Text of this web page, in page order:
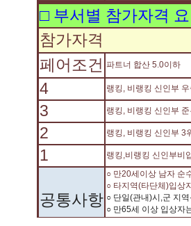
□ 부서별 참가자격
참가자격
페어조건 파트너 합산 5.0이하
4 랭킹, 비랭킹 신인부
3 랭킹, 비랭킹 신인부
2 랭킹, 비랭킹 신인부 3
1 랭킹,비랭킹 신인부비
공통사항
○ 만20세이상 남자 순
○ 타지역(타단체)입상
○ 단일(관내)시,군 지
○ 만65세 이상 입상자